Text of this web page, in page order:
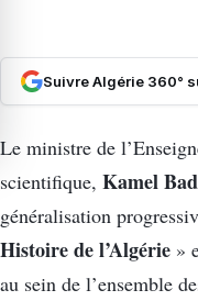
Suivre Algérie 360°
Le ministre de
scientifique, Kamel
généralisation
Histoire de l’Algérie »
au sein de l’ensemble